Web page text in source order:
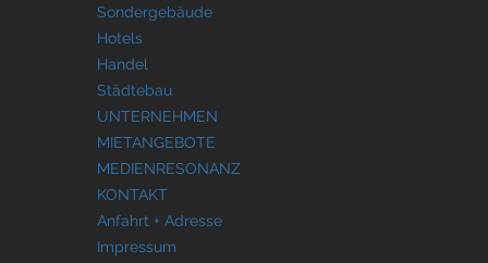
Sondergebäude
Hotels
Handel
Städtebau
UNTERNEHMEN
MIETANGEBOTE
MEDIENRESONANZ
KONTAKT
Anfahrt + Adresse
Impressum